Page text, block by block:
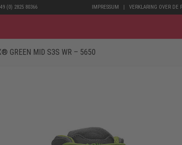
IMPRESSUM VERKLARING OVER DE
(0) 2825 80366
GREEN MID S3S WR – 5650